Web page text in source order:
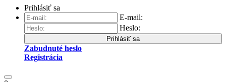
Prihlásiť sa
E-mail:
Heslo:
Prihlásiť sa
Zabudnuté heslo
Registrácia